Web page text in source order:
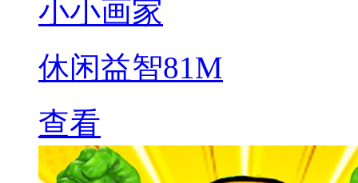
小小画家
休闲益智81M
查看